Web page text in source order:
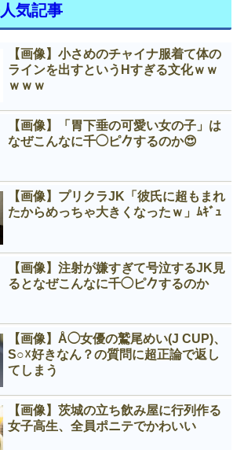
気記事
【画像】小さめのチャイナ服着て体の
ラインを出すというНすぎる文化ｗｗ
ｗｗｗ
【画像】「胃下垂の可愛い女の子」は
なぜこんなに千◯ピ𠂊するのか😍
【画像】プリクラJK「彼氏に超もまれ
たからめっちゃ大きくなったｗ」ﾑｷﾞｭ
【画像】注射が嫌すぎて号泣するJK見
るとなぜこんなに千◯ピ𠂊するのか
【画像】Å◯女優の鷲尾めい(J CUP)、
S○☓好きなん？の質問に超正論で返し
てしまう
【画像】茨城の立ち飲み屋に行列作る
女子高生、全員ポニテでかわいい